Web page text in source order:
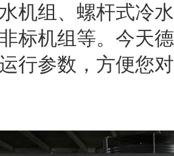
机组、螺杆式冷
标机组等。今天
行参数，方便您